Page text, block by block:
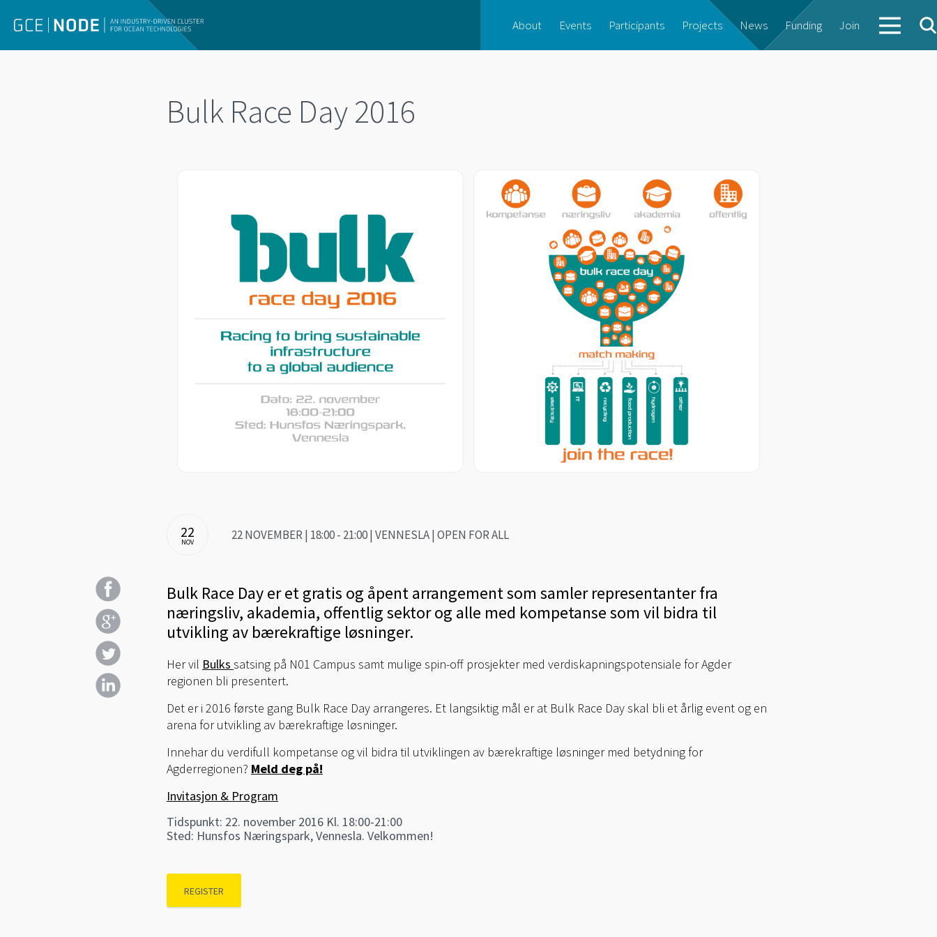
About Events Participants Projects News Funding Join
Bulk Race Day 2016
22
NOV 22 NOVEMBER | 18:00 - 21:00 | VENNESLA | OPEN FOR ALL
Bulk Race Day er et gratis og åpent arrangement som samler representanter fra
næringsliv, akademia, offentlig sektor og alle med kompetanse som vil bidra til
utvikling av bærekraftige løsninger.
Her vil Bulks satsing på N01 Campus samt mulige spin-off prosjekter med verdiskapningspotensiale for Agder
regionen bli presentert.
Det er i 2016 første gang Bulk Race Day arrangeres. Et langsiktig mål er at Bulk Race Day skal bli et årlig event og en
arena for utvikling av bærekraftige løsninger.
Innehar du verdifull kompetanse og vil bidra til utviklingen av bærekraftige løsninger med betydning for
Agderregionen? Meld deg på!
Invitasjon & Program
Tidspunkt: 22. november 2016 Kl. 18:00-21:00
Sted: Hunsfos Næringspark, Vennesla. Velkommen!
REGISTER